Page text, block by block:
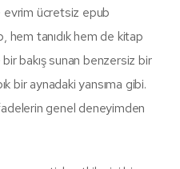
evrim ücretsiz epub
hem tanıdık hem de kitap
bakış sunan benzersiz bir
bir aynadaki yansıma gibi.
genel deneyimden